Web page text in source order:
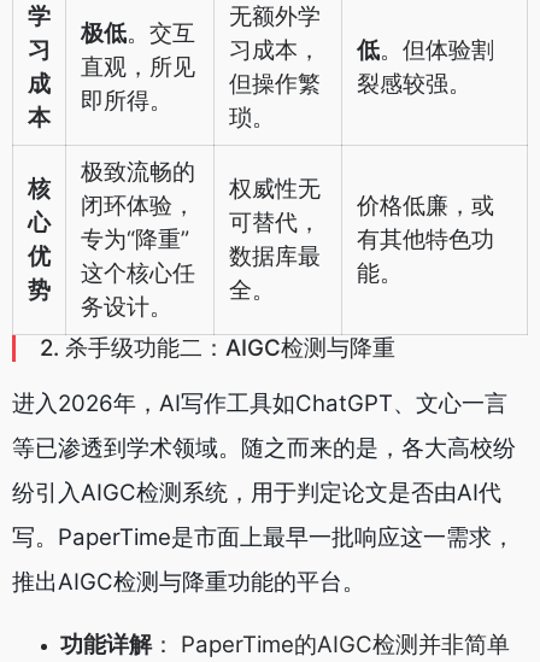
学
习
成
本
极低。交互
直观，所见
即所得。
无额外学
习成本，
但操作繁
琐。
低。但体验割
裂感较强。
核
心
优
势
极致流畅的
闭环体验，
专为“降重”
这个核心任
务设计。
权威性无
可替代，
数据库最
全。
价格低廉，或
有其他特色功
能。
2. 杀手级功能二：AIGC检测与降重
进入2026年，AI写作工具如ChatGPT、文心一言
等已渗透到学术领域。随之而来的是，各大高校纷
纷引入AIGC检测系统，用于判定论文是否由AI代
写。PaperTime是市面上最早一批响应这一需求，
推出AIGC检测与降重功能的平台。
功能详解： PaperTime的AIGC检测并非简单